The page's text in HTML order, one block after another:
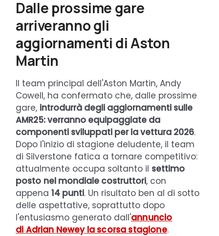
Dalle prossime gare
arriveranno gli
aggiornamenti di Aston
Martin
Il team principal dell'Aston Martin, Andy
Cowell, ha confermato che, dalle prossime
gare, introdurrà degli aggiornamenti sulle
AMR25: verranno equipaggiate da
componenti sviluppati per la vettura 2026.
Dopo l'inizio di stagione deludente, il team
di Silverstone fatica a tornare competitivo:
attualmente occupa soltanto il settimo
posto nel mondiale costruttori, con
appena 14 punti. Un risultato ben al di sotto
delle aspettative, soprattutto dopo
l'entusiasmo generato dall'annuncio
di Adrian Neweyla scorsa stagione.